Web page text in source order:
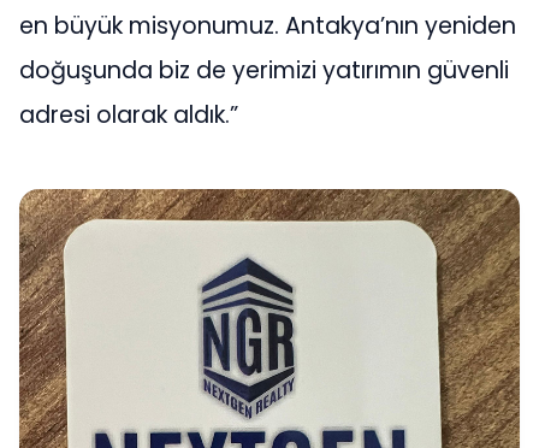
en büyük misyonumuz. Antakya’nın yeniden
doğuşunda biz de yerimizi yatırımın güvenli
adresi olarak aldık.”